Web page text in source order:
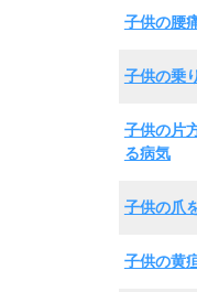
子供の腰
子供の乗
子供の片
る病気
子供の爪
子供の黄